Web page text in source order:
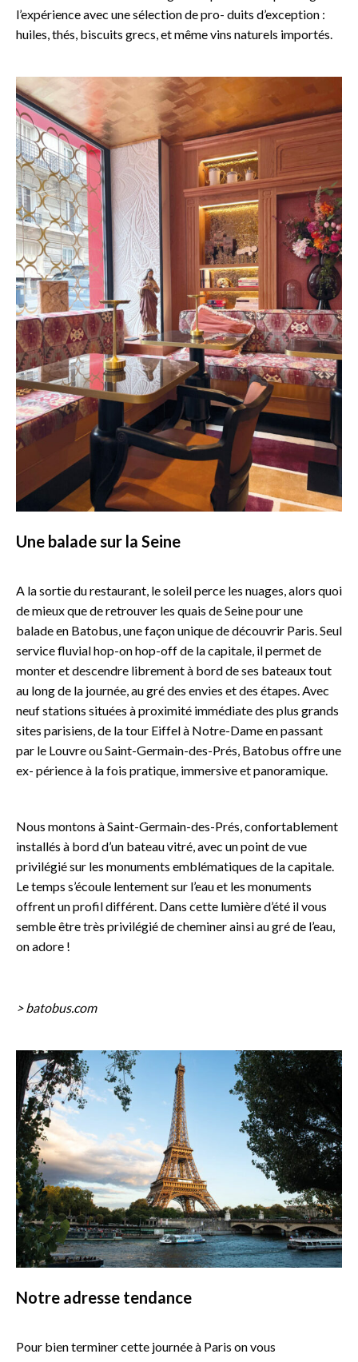
l’expérience avec une sélection de pro- duits d’exception :
huiles, thés, biscuits grecs, et même vins naturels importés.
Une balade sur la Seine
A la sortie du restaurant, le soleil perce les nuages, alors quoi
de mieux que de retrouver les quais de Seine pour une
balade en Batobus, une façon unique de découvrir Paris. Seul
service fluvial hop-on hop-off de la capitale, il permet de
monter et descendre librement à bord de ses bateaux tout
au long de la journée, au gré des envies et des étapes. Avec
neuf stations situées à proximité immédiate des plus grands
sites parisiens, de la tour Eiffel à Notre-Dame en passant
par le Louvre ou Saint-Germain-des-Prés, Batobus offre une
ex- périence à la fois pratique, immersive et panoramique.
Nous montons à Saint-Germain-des-Prés, confortablement
installés à bord d’un bateau vitré, avec un point de vue
privilégié sur les monuments emblématiques de la capitale.
Le temps s’écoule lentement sur l’eau et les monuments
offrent un profil différent. Dans cette lumière d’été il vous
semble être très privilégié de cheminer ainsi au gré de l’eau,
on adore !
> batobus.com
Notre adresse tendance
Pour bien terminer cette journée à Paris on vous